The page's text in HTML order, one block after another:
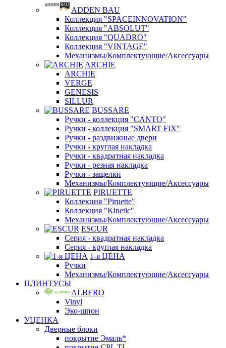
ADDEN BAU
Коллекция "SPACEINNOVATION"
Коллекция "ABSOLUT"
Коллекция "QUADRO"
Коллекция "VINTAGE"
Механизмы/Комплектующие/Аксессуары
ARCHIE
ARCHIE
VERGE
GENESIS
SILLUR
BUSSARE
Ручки - коллекция "CANTO"
Ручки - коллекция "SMART FIX"
Ручки - раздвижные двери
Ручки - круглая накладка
Ручки - квадратная накладка
Ручки - резная накладка
Ручки - защелки
Механизмы/Комплектующие/Аксессуары
PIRUETTE
Коллекция "Piruette"
Коллекция "Kinetic"
Механизмы/Комплектующие/Аксессуары
ESCUR
Серия - квадратная накладка
Серия - круглая накладка
1-я ЦЕНА
Ручки
Механизмы/Комплектующие/Аксессуары
ПЛИНТУСЫ
ALBERO
Vinyl
Эко-шпон
УЦЕНКА
Дверные блоки
покрытие Эмаль*